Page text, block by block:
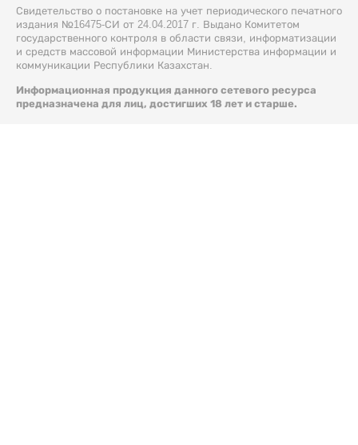
Свидетельство о постановке на учет периодического печатного
издания №16475-СИ от 24.04.2017 г. Выдано Комитетом
государственного контроля в области связи, информатизации
и средств массовой информации Министерства информации и
коммуникации Республики Казахстан.
Информационная продукция данного сетевого ресурса
предназначена для лиц, достигших 18 лет и старше.